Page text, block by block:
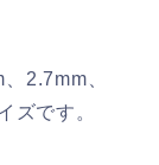
2.7mm、
ズです。